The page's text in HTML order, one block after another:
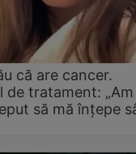
că are cancer.
de tratament:
să mă înțepe